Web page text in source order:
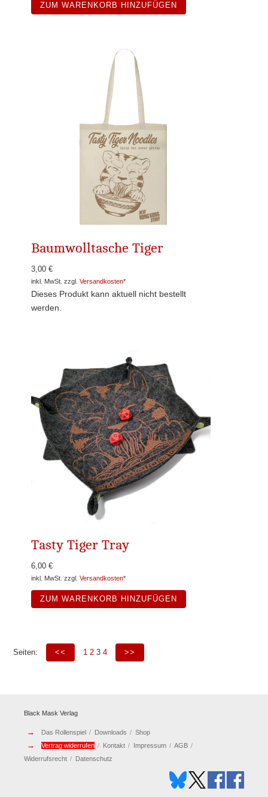
ZUM WARENKORB HINZUFÜGEN
Baumwolltasche Tiger
3,00 €
inkl. MwSt. zzgl. Versandkosten*
Dieses Produkt kann aktuell nicht bestellt
werden.
Tasty Tiger Tray
6,00 €
inkl. MwSt. zzgl. Versandkosten*
ZUM WARENKORB HINZUFÜGEN
Seiten: << 1 2 3 4 >>
Black Mask Verlag
→ Das Rollenspiel Downloads Shop
→ Vertrag widerrufen Kontakt Impressum
AGB
Widerrufsrecht
Datenschutz